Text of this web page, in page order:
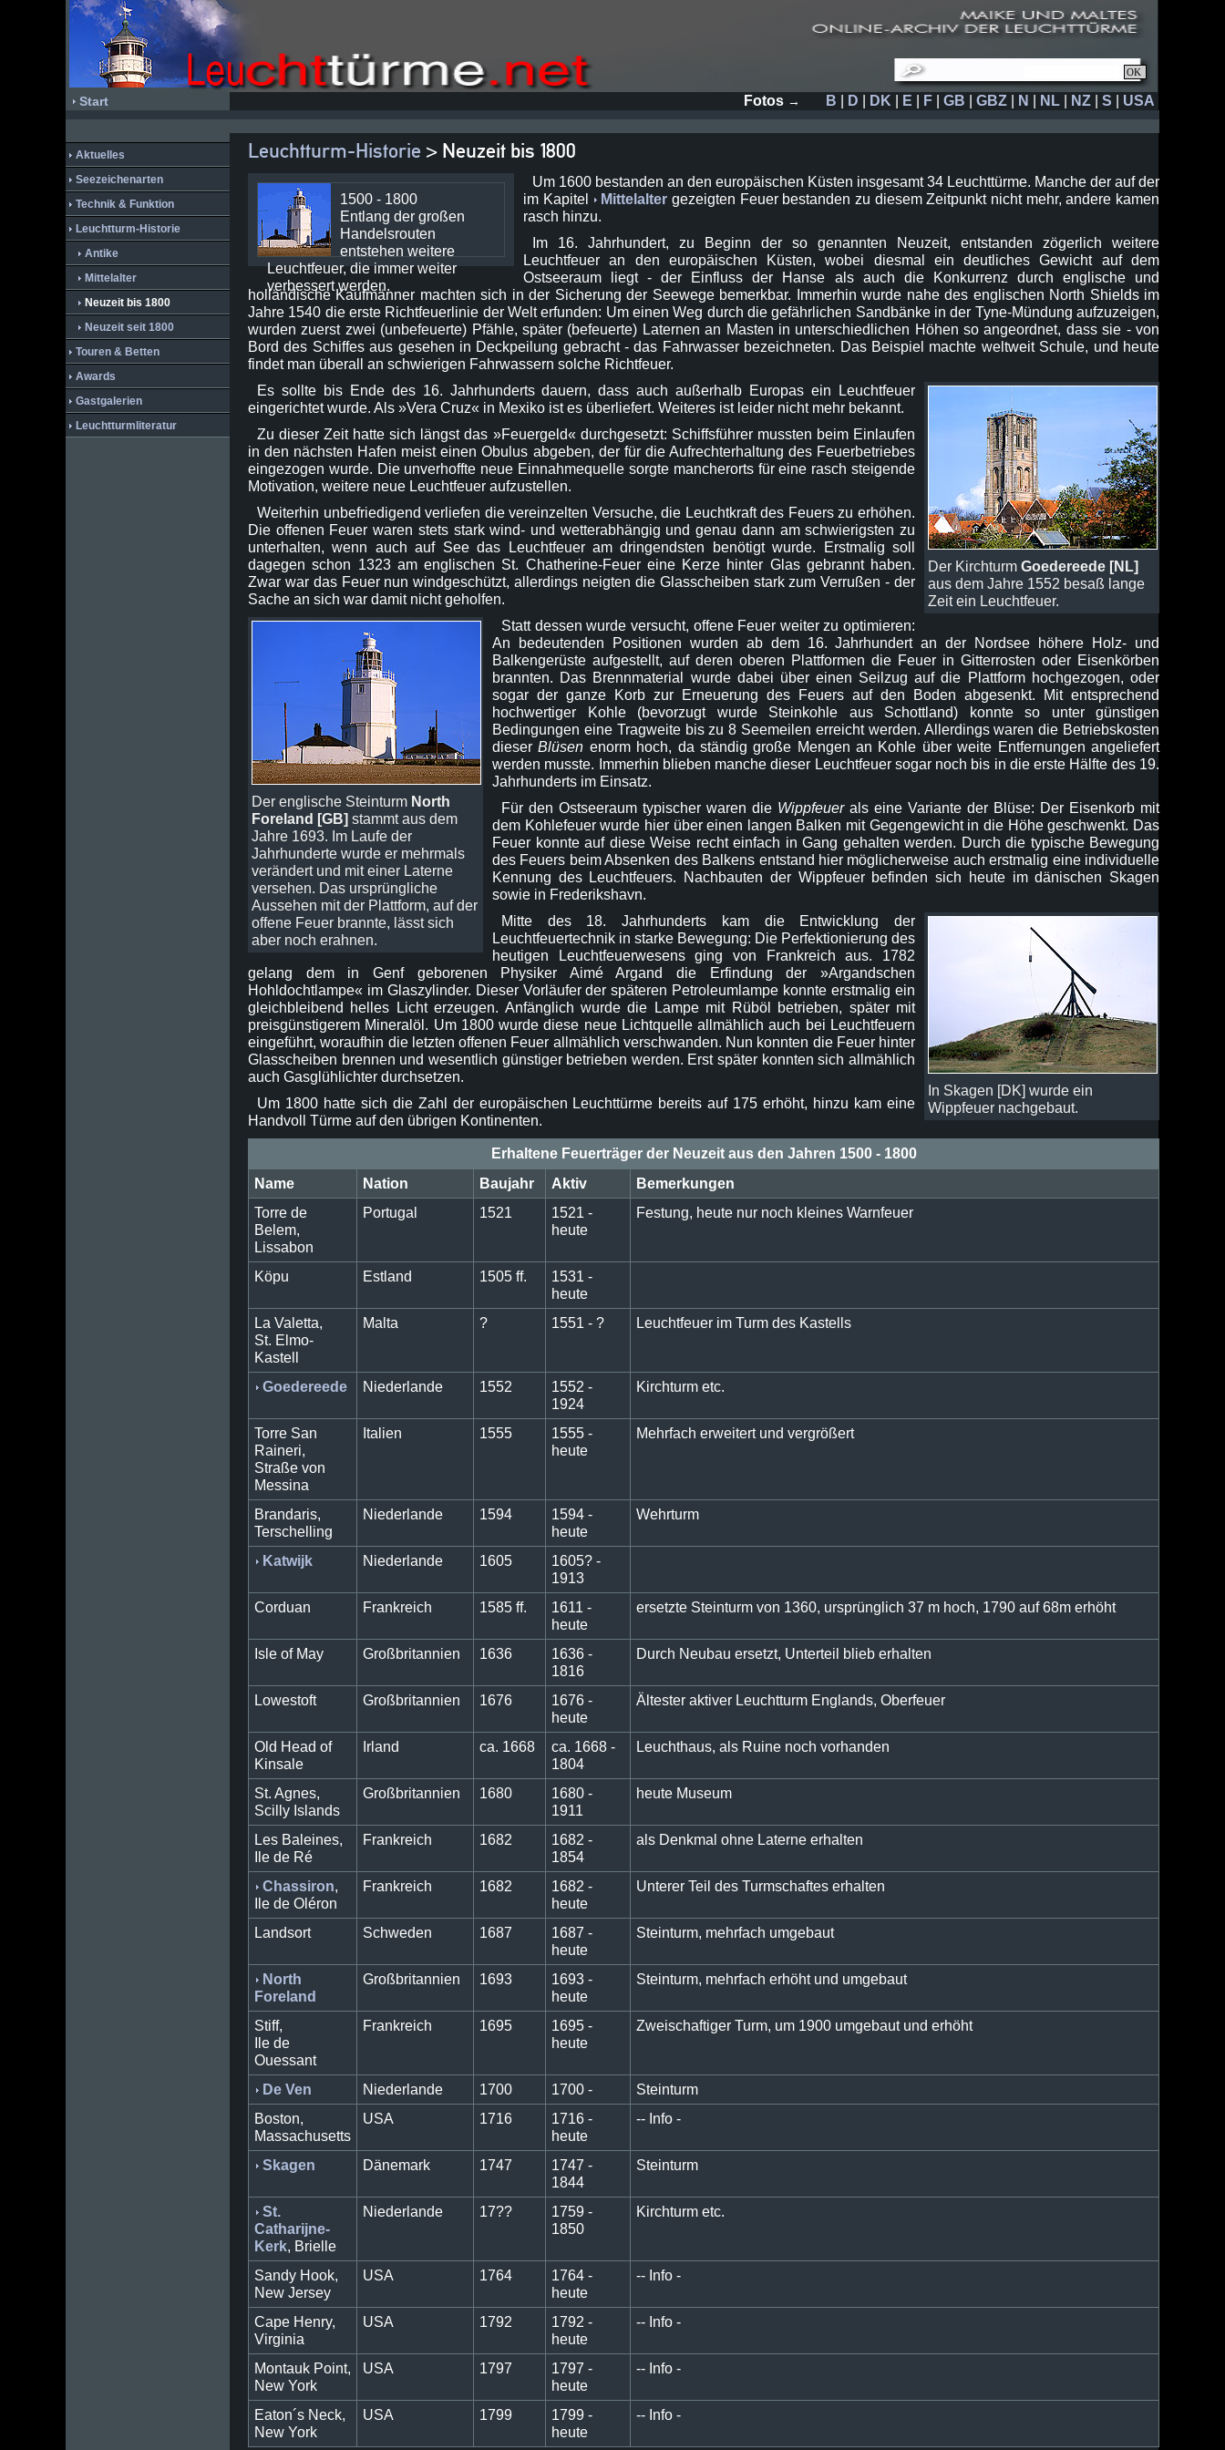
Start Fotos → B D DK E F GB GBZ N NL NZ S USA
Aktuelles
Seezeichenarten
Technik & Funktion
Leuchtturm-Historie
Antike
Mittelalter
Neuzeit bis 1800
Neuzeit seit 1800
Touren & Betten
Awards
Gastgalerien
Leuchtturmliteratur
Leuchtturm-Historie > Neuzeit bis 1800
1500 - 1800
Entlang der großen
Handelsrouten
entstehen weitere
Leuchtfeuer, die immer weiter
verbessert werden.
Um 1600 bestanden an den europäischen Küsten insgesamt 34 Leuchttürme. Manche der auf der
im Kapitel
Mittelalter gezeigten Feuer bestanden zu diesem Zeitpunkt nicht mehr, andere kamen
rasch hinzu.
Im 16. Jahrhundert, zu Beginn der so genannten Neuzeit, entstanden zögerlich weitere
Leuchtfeuer an den europäischen Küsten, wobei diesmal ein deutliches Gewicht auf dem
Ostseeraum liegt - der Einfluss der Hanse als auch die Konkurrenz durch englische und
holländische Kaufmänner machten sich in der Sicherung der Seewege bemerkbar. Immerhin wurde nahe des englischen North Shields im
Jahre 1540 die erste Richtfeuerlinie der Welt erfunden: Um einen Weg durch die gefährlichen Sandbänke in der Tyne-Mündung aufzuzeigen,
wurden zuerst zwei (unbefeuerte) Pfähle, später (befeuerte) Laternen an Masten in unterschiedlichen Höhen so angeordnet, dass sie - von
Bord des Schiffes aus gesehen in Deckpeilung gebracht - das Fahrwasser bezeichneten. Das Beispiel machte weltweit Schule, und heute
findet man überall an schwierigen Fahrwassern solche Richtfeuer.
Der Kirchturm Goedereede [NL]
aus dem Jahre 1552 besaß lange
Zeit ein Leuchtfeuer.
Es sollte bis Ende des 16. Jahrhunderts dauern, dass auch außerhalb Europas ein Leuchtfeuer
eingerichtet wurde. Als »Vera Cruz« in Mexiko ist es überliefert. Weiteres ist leider nicht mehr bekannt.
Zu dieser Zeit hatte sich längst das »Feuergeld« durchgesetzt: Schiffsführer mussten beim Einlaufen
in den nächsten Hafen meist einen Obulus abgeben, der für die Aufrechterhaltung des Feuerbetriebes
eingezogen wurde. Die unverhoffte neue Einnahmequelle sorgte mancherorts für eine rasch steigende
Motivation, weitere neue Leuchtfeuer aufzustellen.
Weiterhin unbefriedigend verliefen die vereinzelten Versuche, die Leuchtkraft des Feuers zu erhöhen.
Die offenen Feuer waren stets stark wind- und wetterabhängig und genau dann am schwierigsten zu
unterhalten, wenn auch auf See das Leuchtfeuer am dringendsten benötigt wurde. Erstmalig soll
dagegen schon 1323 am englischen St. Chatherine-Feuer eine Kerze hinter Glas gebrannt haben.
Zwar war das Feuer nun windgeschützt, allerdings neigten die Glasscheiben stark zum Verrußen - der
Sache an sich war damit nicht geholfen.
Der englische Steinturm North
Foreland [GB] stammt aus dem
Jahre 1693. Im Laufe der
Jahrhunderte wurde er mehrmals
verändert und mit einer Laterne
versehen. Das ursprüngliche
Aussehen mit der Plattform, auf der
offene Feuer brannte, lässt sich
aber noch erahnen.
Statt dessen wurde versucht, offene Feuer weiter zu optimieren:
An bedeutenden Positionen wurden ab dem 16. Jahrhundert an der Nordsee höhere Holz- und
Balkengerüste aufgestellt, auf deren oberen Plattformen die Feuer in Gitterrosten oder Eisenkörben
brannten. Das Brennmaterial wurde dabei über einen Seilzug auf die Plattform hochgezogen, oder
sogar der ganze Korb zur Erneuerung des Feuers auf den Boden abgesenkt. Mit entsprechend
hochwertiger Kohle (bevorzugt wurde Steinkohle aus Schottland) konnte so unter günstigen
Bedingungen eine Tragweite bis zu 8 Seemeilen erreicht werden. Allerdings waren die Betriebskosten
dieserBlüsen enorm hoch, da ständig große Mengen an Kohle über weite Entfernungen angeliefert
werden musste. Immerhin blieben manche dieser Leuchtfeuer sogar noch bis in die erste Hälfte des 19.
Jahrhunderts im Einsatz.
Für den Ostseeraum typischer waren die Wippfeuerals eine Variante der Blüse: Der Eisenkorb mit
dem Kohlefeuer wurde hier über einen langen Balken mit Gegengewicht in die Höhe geschwenkt. Das
Feuer konnte auf diese Weise recht einfach in Gang gehalten werden. Durch die typische Bewegung
des Feuers beim Absenken des Balkens entstand hier möglicherweise auch erstmalig eine individuelle
Kennung des Leuchtfeuers. Nachbauten der Wippfeuer befinden sich heute im dänischen Skagen
sowie in Frederikshavn.
In Skagen [DK] wurde ein
Wippfeuer nachgebaut.
Mitte des 18. Jahrhunderts kam die Entwicklung der
Leuchtfeuertechnik in starke Bewegung: Die Perfektionierung des
heutigen Leuchtfeuerwesens ging von Frankreich aus. 1782
gelang dem in Genf geborenen Physiker Aimé Argand die Erfindung der »Argandschen
Hohldochtlampe« im Glaszylinder. Dieser Vorläufer der späteren Petroleumlampe konnte erstmalig ein
gleichbleibend helles Licht erzeugen. Anfänglich wurde die Lampe mit Rüböl betrieben, später mit
preisgünstigerem Mineralöl. Um 1800 wurde diese neue Lichtquelle allmählich auch bei Leuchtfeuern
eingeführt, woraufhin die letzten offenen Feuer allmählich verschwanden. Nun konnten die Feuer hinter
Glasscheiben brennen und wesentlich günstiger betrieben werden. Erst später konnten sich allmählich
auch Gasglühlichter durchsetzen.
Um 1800 hatte sich die Zahl der europäischen Leuchttürme bereits auf 175 erhöht, hinzu kam eine
Handvoll Türme auf den übrigen Kontinenten.
Erhaltene Feuerträger der Neuzeit aus den Jahren 1500 - 1800
Name
Nation Baujahr Aktiv
Bemerkungen
Torre de
Belem,
Lissabon
Portugal 1521
1521 -
heute
Festung, heute nur noch kleines Warnfeuer
Köpu Estland 1505 ff.
1531 -
heute
La Valetta,
St. Elmo-
Kastell
Malta ? 1551 - ? Leuchtfeuer im Turm des Kastells
Goedereede Niederlande 1552
1552 -
1924
Kirchturm etc.
Torre San
Raineri,
Straße von
Messina
Italien 1555
1555 -
heute
Mehrfach erweitert und vergrößert
Brandaris,
Terschelling
Niederlande 1594
1594 -
heute
Wehrturm
Katwijk Niederlande 1605
1605? -
1913
Corduan
Frankreich 1585 ff.
1611 -
heute
ersetzte Steinturm von 1360, ursprünglich 37 m hoch, 1790 auf 68m erhöht
Isle of May Großbritannien 1636
1636 -
1816
Durch Neubau ersetzt, Unterteil blieb erhalten
Lowestoft Großbritannien 1676
1676 -
heute
Ältester aktiver Leuchtturm Englands, Oberfeuer
Old Head of
Kinsale
Irland ca. 1668
ca. 1668 -
1804
Leuchthaus, als Ruine noch vorhanden
St. Agnes,
Scilly Islands
Großbritannien 1680
1680 -
1911
heute Museum
Les Baleines,
Ile de Ré
Frankreich 1682
1682 -
1854
als Denkmal ohne Laterne erhalten
Chassiron,
Ile de Oléron
Frankreich 1682
1682 -
heute
Unterer Teil des Turmschaftes erhalten
Landsort Schweden 1687
1687 -
heute
Steinturm, mehrfach umgebaut
North
Foreland
Großbritannien 1693
1693 -
heute
Steinturm, mehrfach erhöht und umgebaut
Stiff,
Ile de
Ouessant
Frankreich 1695
1695 -
heute
Zweischaftiger Turm, um 1900 umgebaut und erhöht
De Ven Niederlande 1700 1700 -
Steinturm
Boston,
Massachusetts
USA 1716
1716 -
heute
-- Info -
Skagen Dänemark 1747
1747 -
1844
Steinturm
St.
Catharijne-
Kerk, Brielle
Niederlande 17??
1759 -
1850
Kirchturm etc.
Sandy Hook,
New Jersey
USA 1764
1764 -
heute
-- Info -
Cape Henry,
Virginia
USA 1792
1792 -
heute
-- Info -
Montauk Point,
New York
USA 1797
1797 -
heute
-- Info -
Eaton´s Neck,
New York
USA 1799
1799 -
heute
-- Info -